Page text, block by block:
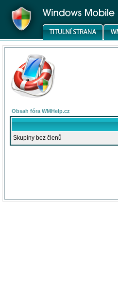
Obsah fóra WMHelp.cz
Skupiny bez členů